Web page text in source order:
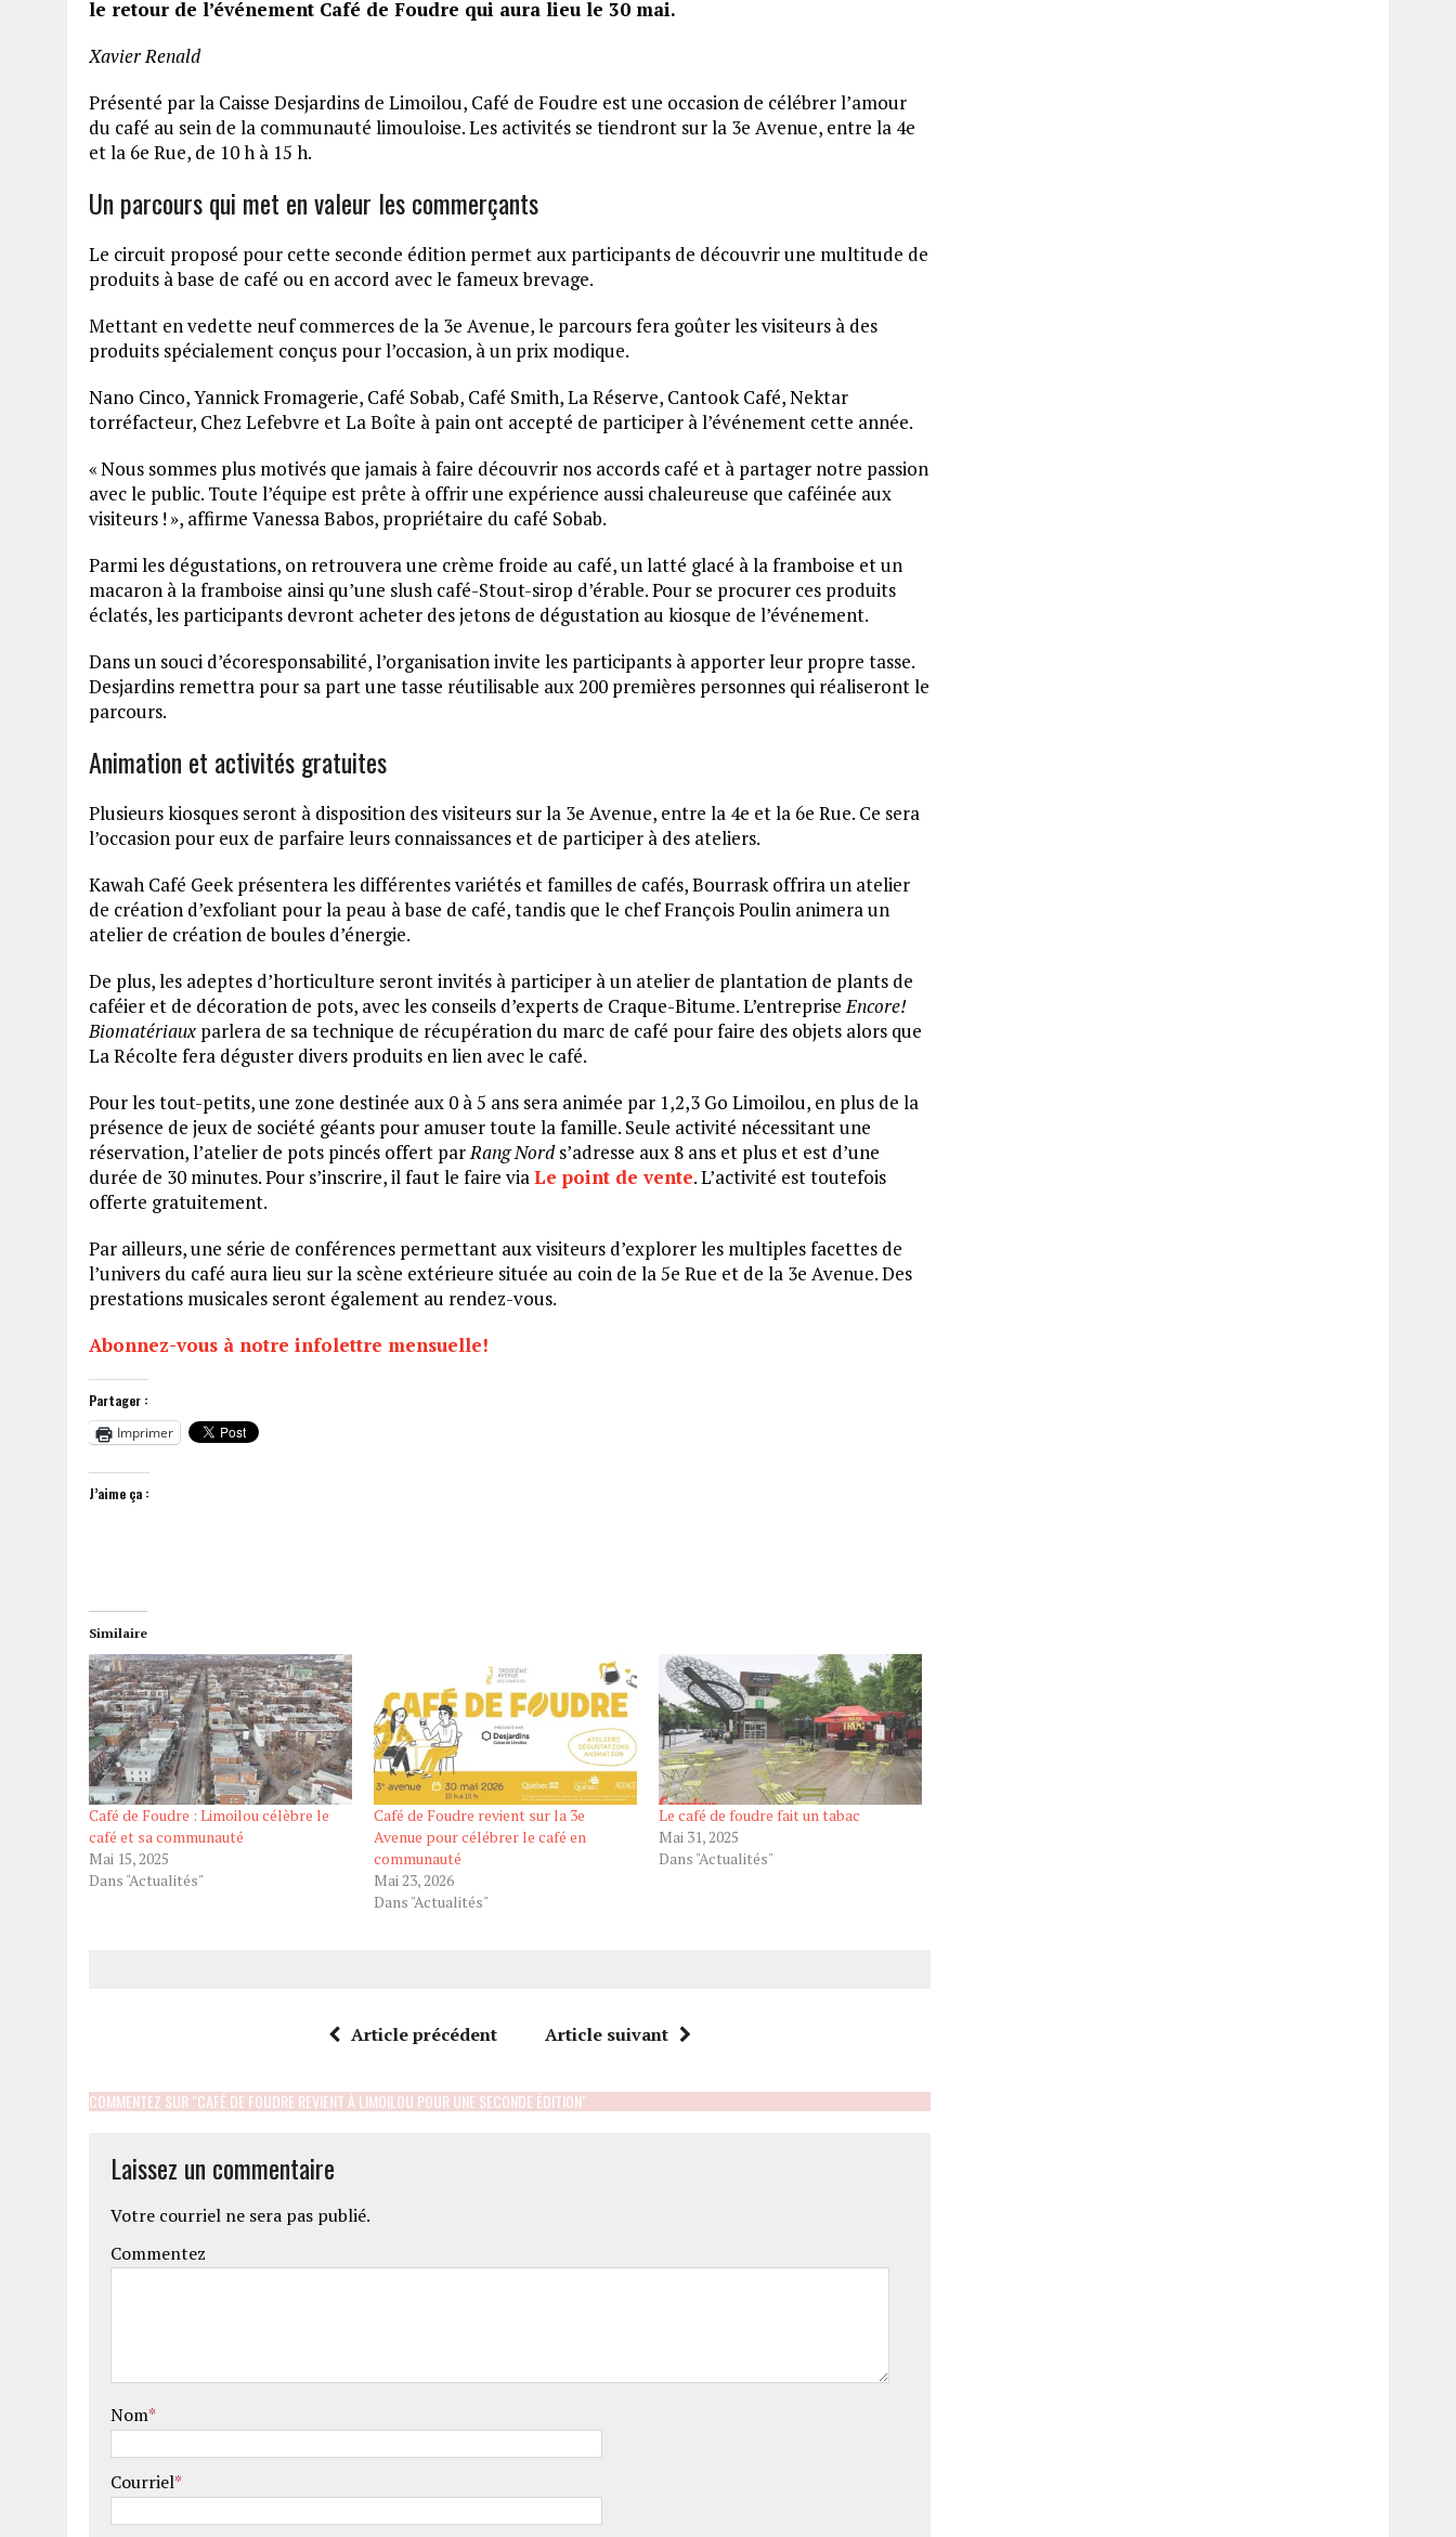
le retour de l’événement Café de Foudre qui aura lieu le 30 mai.
Xavier Renald
Présenté par la Caisse Desjardins de Limoilou, Café de Foudre est une occasion de célébrer l’amour
du café au sein de la communauté limouloise. Les activités se tiendront sur la 3e Avenue, entre la 4e
et la 6e Rue, de 10 h à 15 h.
Un parcours qui met en valeur les commerçants
Le circuit proposé pour cette seconde édition permet aux participants de découvrir une multitude de
produits à base de café ou en accord avec le fameux brevage.
Mettant en vedette neuf commerces de la 3e Avenue, le parcours fera goûter les visiteurs à des
produits spécialement conçus pour l’occasion, à un prix modique.
Nano Cinco, Yannick Fromagerie, Café Sobab, Café Smith, La Réserve, Cantook Café, Nektar
torréfacteur, Chez Lefebvre et La Boîte à pain ont accepté de participer à l’événement cette année.
« Nous sommes plus motivés que jamais à faire découvrir nos accords café et à partager notre passion
avec le public. Toute l’équipe est prête à offrir une expérience aussi chaleureuse que caféinée aux
visiteurs ! », affirme Vanessa Babos, propriétaire du café Sobab.
Parmi les dégustations, on retrouvera une crème froide au café, un latté glacé à la framboise et un
macaron à la framboise ainsi qu’une slush café-Stout-sirop d’érable. Pour se procurer ces produits
éclatés, les participants devront acheter des jetons de dégustation au kiosque de l’événement.
Dans un souci d’écoresponsabilité, l’organisation invite les participants à apporter leur propre tasse.
Desjardins remettra pour sa part une tasse réutilisable aux 200 premières personnes qui réaliseront le
parcours.
Animation et activités gratuites
Plusieurs kiosques seront à disposition des visiteurs sur la 3e Avenue, entre la 4e et la 6e Rue. Ce sera
l’occasion pour eux de parfaire leurs connaissances et de participer à des ateliers.
Kawah Café Geek présentera les différentes variétés et familles de cafés, Bourrask offrira un atelier
de création d’exfoliant pour la peau à base de café, tandis que le chef François Poulin animera un
atelier de création de boules d’énergie.
De plus, les adeptes d’horticulture seront invités à participer à un atelier de plantation de plants de
caféier et de décoration de pots, avec les conseils d’experts de Craque-Bitume. L’entrepriseEncore!
Biomatériaux parlera de sa technique de récupération du marc de café pour faire des objets alors que
La Récolte fera déguster divers produits en lien avec le café.
Pour les tout-petits, une zone destinée aux 0 à 5 ans sera animée par 1,2,3 Go Limoilou, en plus de la
présence de jeux de société géants pour amuser toute la famille. Seule activité nécessitant une
réservation, l’atelier de pots pincés offert parRang Nords’adresse aux 8 ans et plus et est d’une
durée de 30 minutes. Pour s’inscrire, il faut le faire viaLe point de vente. L’activité est toutefois
offerte gratuitement.
Par ailleurs, une série de conférences permettant aux visiteurs d’explorer les multiples facettes de
l’univers du café aura lieu sur la scène extérieure située au coin de la 5e Rue et de la 3e Avenue. Des
prestations musicales seront également au rendez-vous.
Abonnez-vous à notre infolettre mensuelle!
Partager :
Imprimer
J’aime ça :
Similaire
Café de Foudre : Limoilou célèbre le
café et sa communauté
Mai 15, 2025
Dans "Actualités"
Café de Foudre revient sur la 3e
Avenue pour célébrer le café en
communauté
Mai 23, 2026
Dans "Actualités"
Le café de foudre fait un tabac
Mai 31, 2025
Dans "Actualités"
Article précédent Article suivant
COMMENTEZ SUR "CAFÉ DE FOUDRE REVIENT À LIMOILOU POUR UNE SECONDE ÉDITION"
Laissez un commentaire
Votre courriel ne sera pas publié.
Commentez
Nom*
Courriel*